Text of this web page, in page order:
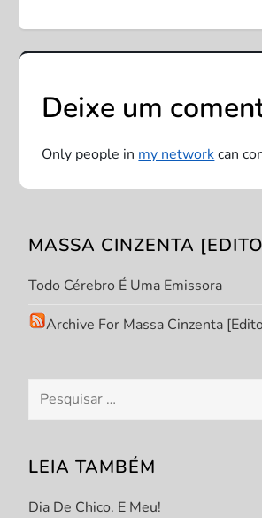
g
a
ç
ã
o
d
e
P
s
Deixe um
Only people in my networkcan
MASSA CINZENTA
Todo Cérebro É Uma Emissora
Archive For Massa Cinzenta
Pesquisar
por:
LEIA TAMBÉM
Dia De Chico. E Meu!